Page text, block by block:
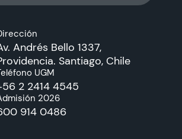
Andrés Bello 1337,
Santiago, Chile
UGM
2 2414 4545
2026
914 0486